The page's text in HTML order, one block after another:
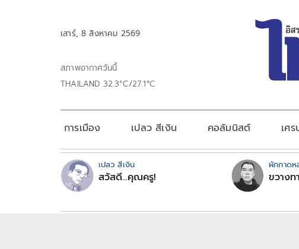
เสาร์, 8 สิงหาคม 2569
สภาพอากาศวันนี้
THAILAND 32.3°C/27.1°C
การเมือง เปลว สีเงิน คอลัมนิสต์ เศ
เปลว สีเงิน
สวัสดี...คุณครู!
ผักกาดห
ขวางท